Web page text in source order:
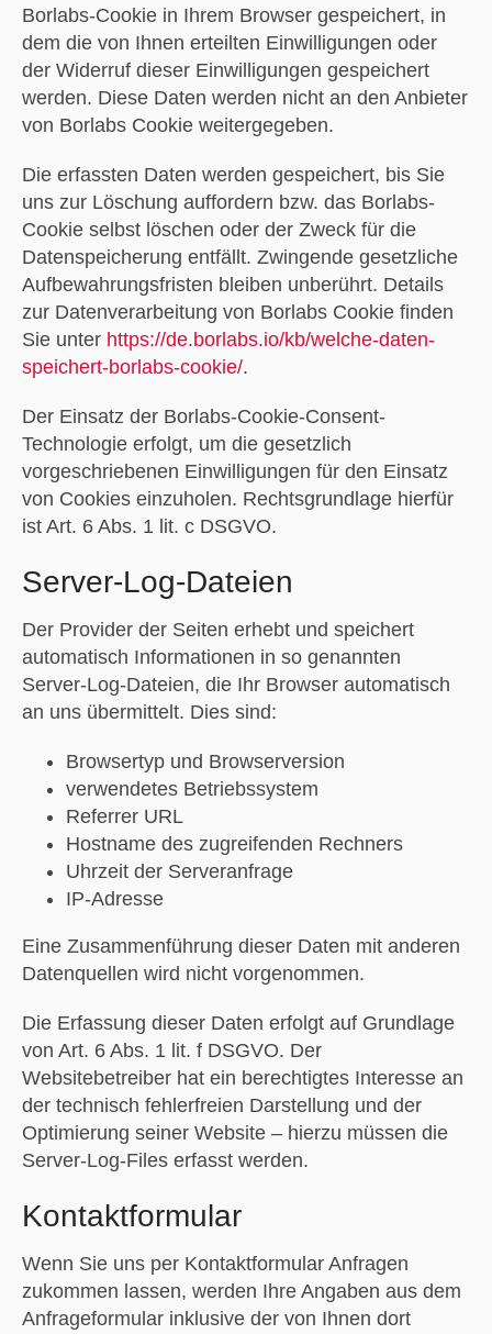
Borlabs-Cookie in Ihrem Browser gespeichert, in
dem die von Ihnen erteilten Einwilligungen oder
der Widerruf dieser Einwilligungen gespeichert
werden. Diese Daten werden nicht an den Anbieter
von Borlabs Cookie weitergegeben.
Die erfassten Daten werden gespeichert, bis Sie
uns zur Löschung auffordern bzw. das Borlabs-
Cookie selbst löschen oder der Zweck für die
Datenspeicherung entfällt. Zwingende gesetzliche
Aufbewahrungsfristen bleiben unberührt. Details
zur Datenverarbeitung von Borlabs Cookie finden
Sie unter https://de.borlabs.io/kb/welche-daten-
speichert-borlabs-cookie/.
Der Einsatz der Borlabs-Cookie-Consent-
Technologie erfolgt, um die gesetzlich
vorgeschriebenen Einwilligungen für den Einsatz
von Cookies einzuholen. Rechtsgrundlage hierfür
ist Art. 6 Abs. 1 lit. c DSGVO.
Server-Log-Dateien
Der Provider der Seiten erhebt und speichert
automatisch Informationen in so genannten
Server-Log-Dateien, die Ihr Browser automatisch
an uns übermittelt. Dies sind:
Browsertyp und Browserversion
verwendetes Betriebssystem
Referrer URL
Hostname des zugreifenden Rechners
Uhrzeit der Serveranfrage
IP-Adresse
Eine Zusammenführung dieser Daten mit anderen
Datenquellen wird nicht vorgenommen.
Die Erfassung dieser Daten erfolgt auf Grundlage
von Art. 6 Abs. 1 lit. f DSGVO. Der
Websitebetreiber hat ein berechtigtes Interesse an
der technisch fehlerfreien Darstellung und der
Optimierung seiner Website – hierzu müssen die
Server-Log-Files erfasst werden.
Kontaktformular
Wenn Sie uns per Kontaktformular Anfragen
zukommen lassen, werden Ihre Angaben aus dem
Anfrageformular inklusive der von Ihnen dort